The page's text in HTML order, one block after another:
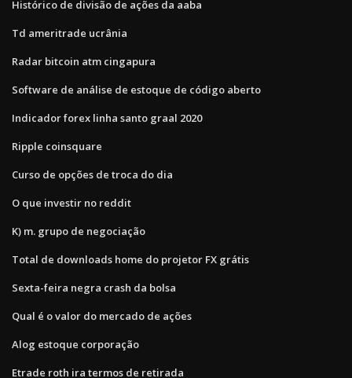
Histórico de divisão de ações da aaba
Td ameritrade ucrânia
Radar bitcoin atm cingapura
Software de análise de estoque de código aberto
Indicador forex linha santo graal 2020
Ripple coinsquare
Curso de opções de troca do dia
O que investir no reddit
K) m. grupo de negociação
Total de downloads home do projetor FX grátis
Sexta-feira negra crash da bolsa
Qual é o valor do mercado de ações
Alog estoque corporação
Etrade roth ira termos de retirada